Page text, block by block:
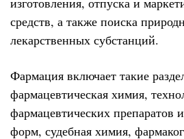
средств, а также поиска
лекарственных субстанций.
Фармация включает такие
фармацевтическая химия,
фармацевтических препаратов
форм, судебная химия,